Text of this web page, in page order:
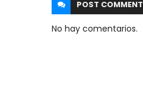
POST COMMENT
No hay comentarios.